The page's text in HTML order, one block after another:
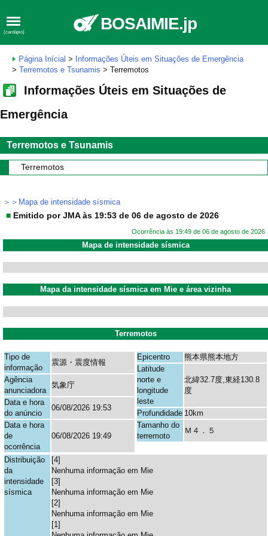
(cardápio) BOSAIMIE.jp
Página Inícial > Informações Úteis em Situações de Emergência
> Terremotos e Tsunamis > Terremotos
Informações Úteis em Situações de
Emergência
Terremotos e Tsunamis
Terremotos
＞＞Mapa de intensidade sísmica
■ Emitido por JMA às 19:53 de 06 de agosto de 2026
Ocorrência às 19:49 de 06 de agosto de 2026
Mapa de intensidade sísmica
Mapa da intensidade sísmica em Mie e área vizinha
Terremotos
Tipo de
informação
震源・震度情報
Agência
anunciadora
気象庁
Data e hora
do anúncio
06/08/2026 19:53
Data e hora
de
ocorrência
06/08/2026 19:49
Epicentro
熊本県熊本地方
Latitude
norte e
longitude
leste
北緯32.7度,東経130.8
度
Profundidade 10km
Tamanho do
terremoto
Ｍ４．５
Distribuição
da
intensidade
sísmica
[4]
Nenhuma informação em Mie
[3]
Nenhuma informação em Mie
[2]
Nenhuma informação em Mie
[1]